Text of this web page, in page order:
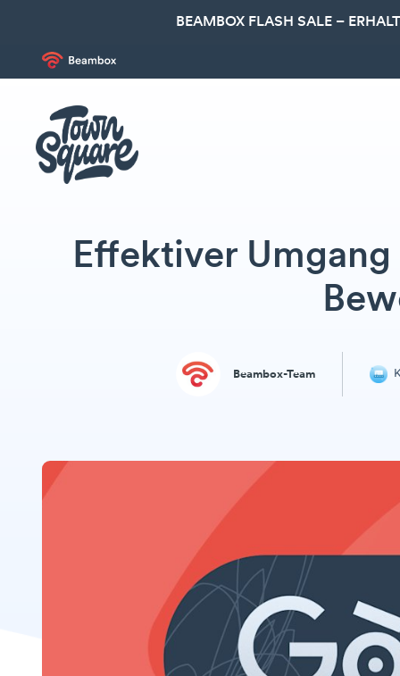
BEAMBOX FLASH SALE –
Effektiver
Beambox-Team